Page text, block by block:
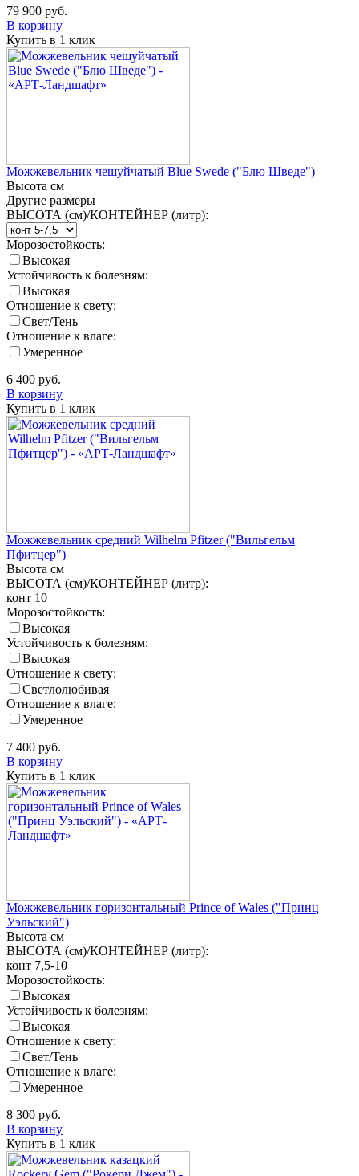
79 900 руб.
В корзину
Купить в 1 клик
Можжевельник чешуйчатый Blue Swede ("Блю Шведе")
Высота см
Другие размеры
ВЫСОТА (см)/КОНТЕЙНЕР (литр):
Морозостойкость:
Высокая
Устойчивость к болезням:
Высокая
Отношение к свету:
Свет/Тень
Отношение к влаге:
Умеренное
6 400 руб.
В корзину
Купить в 1 клик
Можжевельник средний Wilhelm Pfitzer ("Вильгельм
Пфитцер")
Высота см
ВЫСОТА (см)/КОНТЕЙНЕР (литр):
конт 10
Морозостойкость:
Высокая
Устойчивость к болезням:
Высокая
Отношение к свету:
Светлолюбивая
Отношение к влаге:
Умеренное
7 400 руб.
В корзину
Купить в 1 клик
Можжевельник горизонтальный Prince of Wales ("Принц
Уэльский")
Высота см
ВЫСОТА (см)/КОНТЕЙНЕР (литр):
конт 7,5-10
Морозостойкость:
Высокая
Устойчивость к болезням:
Высокая
Отношение к свету:
Свет/Тень
Отношение к влаге:
Умеренное
8 300 руб.
В корзину
Купить в 1 клик